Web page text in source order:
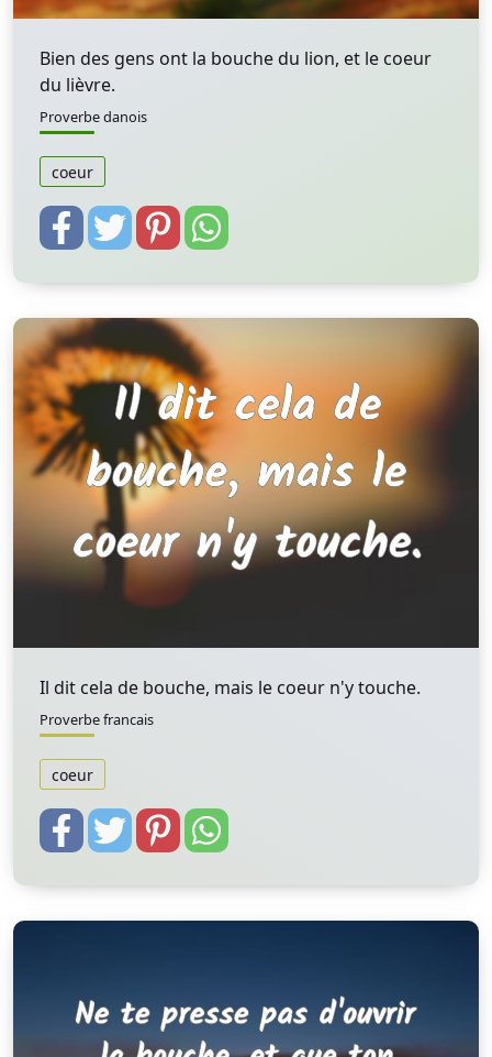
Bien des gens ont la bouche du lion, et le coeur
du lièvre.
Proverbe danois
coeur
Il dit cela de bouche, mais le coeur n'y touche.
Proverbe francais
coeur